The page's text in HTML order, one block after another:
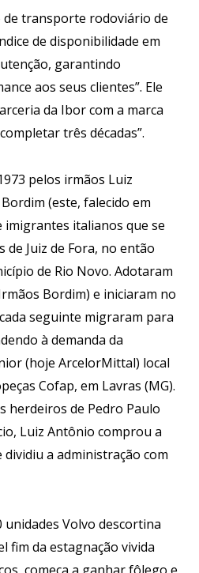
de transporte rodoviário de
de disponibilidade em
garantindo
aos seus clientes”. Ele
da Ibor com a marca
três décadas”.
pelos irmãos Luiz
(este, falecido em
imigrantes italianos que se
de Juiz de Fora, no então
de Rio Novo. Adotaram
Bordim) e iniciaram no
seguinte migraram para
à demanda da
(hoje ArcelorMittal) local
Cofap, em Lavras (MG).
herdeiros de Pedro Paulo
Luiz Antônio comprou a
a administração com
Volvo descortina
fim da estagnação vivida